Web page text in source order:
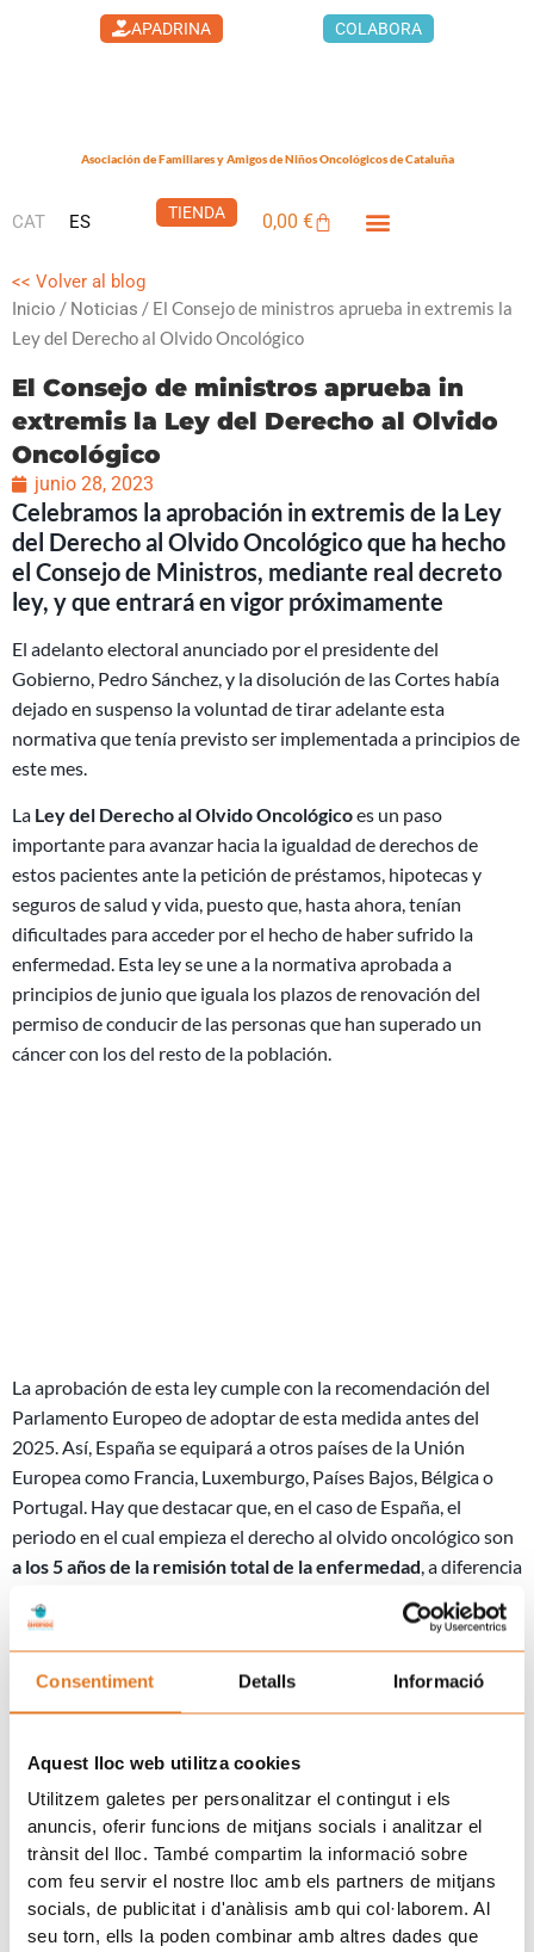
Consentiment Detalls Informació
Aquest lloc web utilitza cookies
Utilitzem galetes per personalitzar el contingut i els
anuncis, oferir funcions de mitjans socials i analitzar el
trànsit del lloc. També compartim la informació sobre
com feu servir el nostre lloc amb els partners de mitjans
socials, de publicitat i d'anàlisis amb qui col·laborem. Al
seu torn, ells la poden combinar amb altres dades que
APADRINA COLABORA
Asociación de Familiares y Amigos de Niños Oncológicos de Cataluña
CAT ES TIENDA 0,00€Carrito
<< Volver al blog
Inicio / Noticias / El Consejo de ministros aprueba in extremis la
Ley del Derecho al Olvido Oncológico
El Consejo de ministros aprueba in
extremis la Ley del Derecho al Olvido
Oncológico
junio 28, 2023
Celebramos la aprobación in extremis de la Ley
del Derecho al Olvido Oncológico que ha hecho
el Consejo de Ministros, mediante real decreto
ley, y que entrará en vigor próximamente
El adelanto electoral anunciado por el presidente del
Gobierno, Pedro Sánchez, y la disolución de las Cortes había
dejado en suspenso la voluntad de tirar adelante esta
normativa que tenía previsto ser implementada a principios de
este mes.
La Ley del Derecho al Olvido Oncológicoes un paso
importante para avanzar hacia la igualdad de derechos de
estos pacientes ante la petición de préstamos, hipotecas y
seguros de salud y vida, puesto que, hasta ahora, tenían
dificultades para acceder por el hecho de haber sufrido la
enfermedad. Esta ley se une a la normativa aprobada a
principios de junio que iguala los plazos de renovación del
permiso de conducir de las personas que han superado un
cáncer con los del resto de la población.
La aprobación de esta ley cumple con la recomendación del
Parlamento Europeo de adoptar de esta medida antes del
2025. Así, España se equipará a otros países de la Unión
Europea como Francia, Luxemburgo, Países Bajos, Bélgica o
Portugal. Hay que destacar que, en el caso de España, el
periodo en el cual empieza el derecho al olvido oncológico son
a los 5 años de la remisión total de la enfermedad, a diferencia
de la mayoría de países, el periodo de los cuales es de 10 años.
implementarán las empresas esta normativa dentro del plazo
olvido oncológico para las personas que
enfermedad.
Ant
ANTERIOR
Vall de Hebrón pone en marcha una nueva consulta oncológica que cuenta con un trabajador social sanitario de AFANOC
SIGUIENTE
Únete a la familia de Afanoc